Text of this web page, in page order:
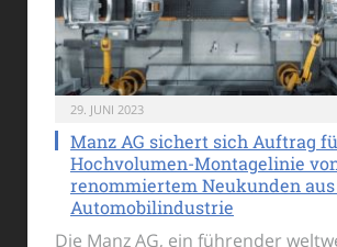
29. JUNI 2023
Manz AG sichert sich Auftrag
Hochvolumen-Montagelinie
renommiertem Neukunden
Automobilindustrie
Die Manz AG, ein führender